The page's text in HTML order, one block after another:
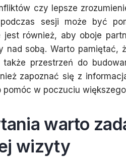
czy lepsze
sesji może być
jest również, aby oboje
nad sobą. Warto pamiętać,
także przestrzeń do
zapoznać się z
pomóc w poczuciu
warto
wizyty